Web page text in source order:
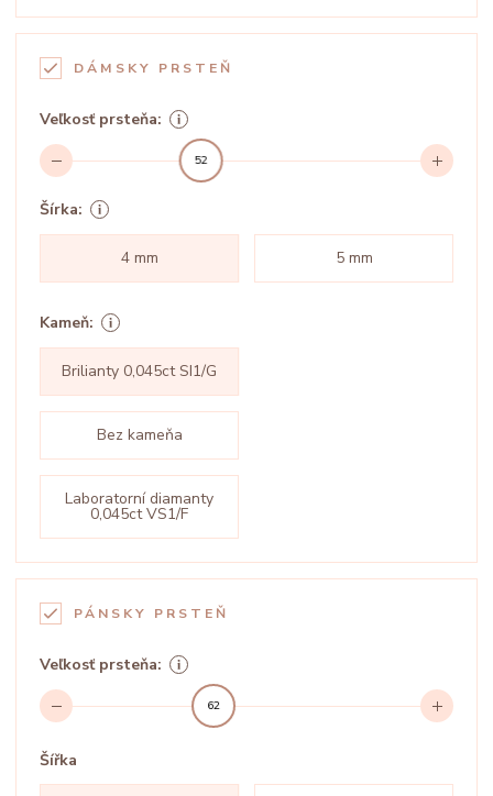
DÁMSKY PRSTEŇ
Veľkosť prsteňa:
52
Šírka:
4 mm 5 mm
Kameň:
Brilianty 0,045ct SI1/G
Bez kameňa
Laboratorní diamanty
0,045ct VS1/F
PÁNSKY PRSTEŇ
Veľkosť prsteňa:
62
Šířka